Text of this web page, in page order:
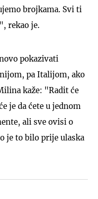
brojkama. Svi ti
rekao je.
pokazivati
pa Italijom, ako
kaže: "Radit će
je da ćete u jednom
ali sve ovisi o
je to bilo prije ulaska